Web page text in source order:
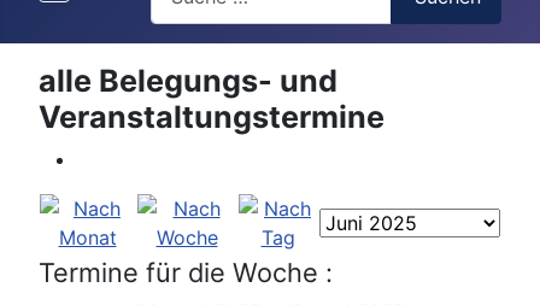
alle Belegungs- und
Veranstaltungstermine
Termine für die Woche :